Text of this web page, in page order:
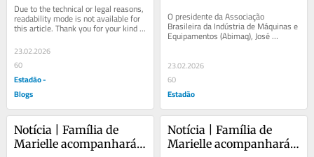
da escala 6x1?
Due to the technical or legal reasons,
readability mode is not available for
this article. Thank you for your kind
23.02.2026
60
Estadão -
Blogs
da escala 6x1?
O presidente da Associação
Brasileira da Indústria de Máquinas e
Equipamentos (Abimaq), José
Velloso, afirmou que o País precisa
23.02.2026
60
Estadão
Notícia | Família de
Marielle acompanhará
Notícia | Família de
Marielle acompanhará